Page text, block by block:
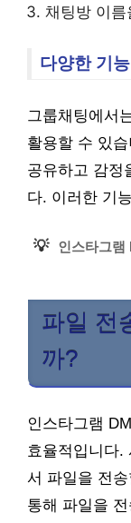
채팅방 이
다양한 기
그룹채팅에서
활용할 수 있
공유하고 감정
다. 이러한 기
💡 인스타그램
파일 전
까?
인스타그램
효율적입니다.
서 파일을 전
통해 파일을